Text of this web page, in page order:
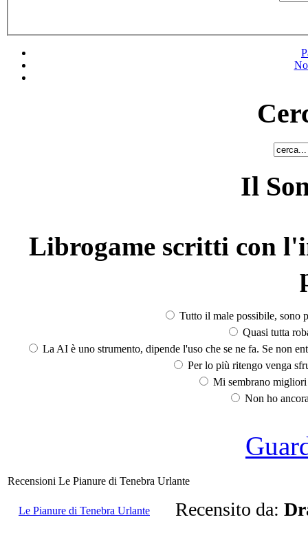
Il
Librogame scritti con
Tutto il male possibile, sono
Quasi tutta
La AI è uno strumento, dipende l'uso che se ne fa. Se non
Per lo più ritengo venga
Mi sembrano
Non ho
Recensioni Le Pianure di Tenebra Urlante
Le Pianure di Tenebra Urlante Recensito da: